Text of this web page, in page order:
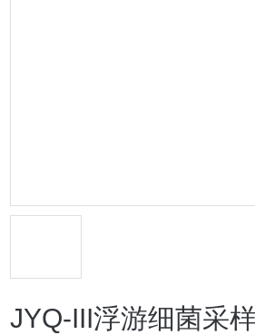
JYQ-III浮游细菌采